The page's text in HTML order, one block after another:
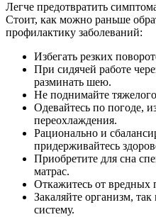
Легче предотвратить
Стоит, как можно раньше
профилактику заболеваний:
Избегать резких
При сидячей работе
разминать шею.
Не поднимайте
Одевайтесь по погоде,
переохлаждения.
Рационально и
придерживайтесь
Приобретите для сна
матрас.
Откажитесь от вредных
Закаляйте организм,
систему.